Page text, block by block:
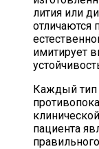
лития или
отличаются
имитирует
Каждый тип
пациента